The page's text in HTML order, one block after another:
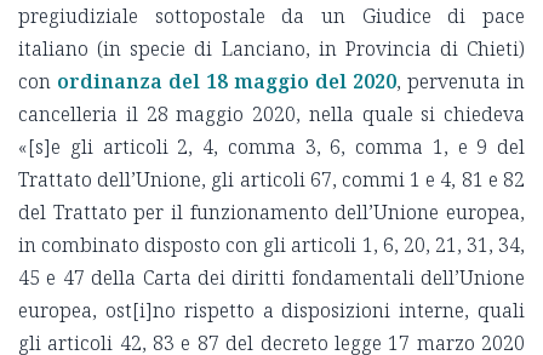
pregiudiziale sottopostale da un Giudice di pace
italiano (in specie di Lanciano, in Provincia di Chieti)
con ordinanza del 18 maggio del 2020, pervenuta in cancelleria il 28 maggio 2020, nella quale si chiedeva «[s]e gli articoli 2, 4, comma 3, 6, comma 1, e 9 del Trattato dell’Unione, gli articoli 67, commi 1 e 4, 81 e 82 del Trattato per il funzionamento dell’Unione europea, in combinato disposto con gli articoli 1, 6, 20, 21, 31, 34, 45 e 47 della Carta dei diritti fondamentali dell’Unione europea, ost[i]no rispetto a disposizioni interne, quali gli articoli 42, 83 e 87 del decreto legge 17 marzo 2020 n. 18, la delibera del 31 gennaio 2020 del Consiglio dei Ministri che ha dichiarato lo stato di emergenza nazionale sanitaria per sei mesi fino al 31 luglio 2020, gli articoli 14 e 263 del decreto legge 19 maggio 2020 n. 34, che hanno prorogato lo stato di emergenza nazionale per Covid-19 e la paralisi della giustizia civile e penale e dell’attività di lavoro amministrativo degli Uffici giudiziari italiani fino al 31 gennaio 2021, in combinato disposto, violando le predette norme nazionali l’indipendenza del giudice del rinvio e il principio del giusto processo, nonché i diritti ad essi connessi della dignità delle persone, della libertà e della sicurezza, dell’uguaglianza davanti alla legge, della non discriminazione, di condizioni di lavoro eque e giuste, dell’accesso alle prestazioni di sicurezza sociale, della libertà di circolazione e di soggiorno».